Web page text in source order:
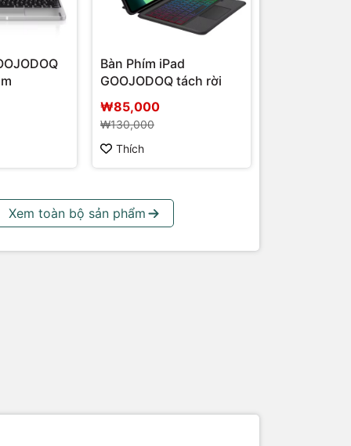
Bàn Phím iPad
GOOJODOQ tách rời
₩85,000
₩130,000
Thích
Xem toàn bộ sản phẩm